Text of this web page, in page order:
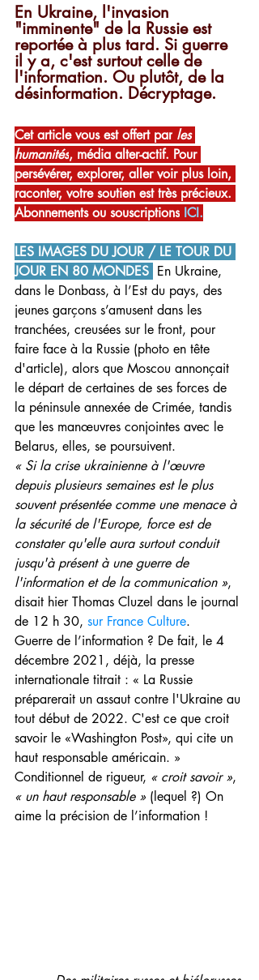
En Ukraine, l'invasion
"imminente" de la Russie est
reportée à plus tard. Si guerre
il y a, c'est surtout celle de
l'information. Ou plutôt, de la
désinformation. Décryptage.
Cet article vous est offert par les
humanités, média alter-actif. Pour
persévérer, explorer, aller voir plus loin,
raconter, votre soutien est très précieux.
Abonnements ou souscriptions ICI.
LES IMAGES DU JOUR / LE TOUR DU
JOUR EN 80 MONDES En Ukraine,
dans le Donbass, à l’Est du pays, des
jeunes garçons s’amusent dans les
tranchées, creusées sur le front, pour
faire face à la Russie (photo en tête
d'article), alors que Moscou annonçait
le départ de certaines de ses forces de
la péninsule annexée de Crimée, tandis
que les manœuvres conjointes avec le
Belarus, elles, se poursuivent.
« Si la crise ukrainienne à l'œuvre
depuis plusieurs semaines est le plus
souvent présentée comme une menace à
la sécurité de l'Europe, force est de
constater qu'elle aura surtout conduit
jusqu'à présent à une guerre de
l'information et de la communication »,
disait hier Thomas Cluzel dans le journal
de 12 h 30, sur France Culture.
Guerre de l’information ? De fait, le 4
décembre 2021, déjà, la presse
internationale titrait : « La Russie
préparerait un assaut contre l'Ukraine au
tout début de 2022. C'est ce que croit
savoir le «Washington Post», qui cite un
haut responsable américain. »
Conditionnel de rigueur, « croit savoir »,
« un haut responsable » (lequel ?) On
aime la précision de l’information !